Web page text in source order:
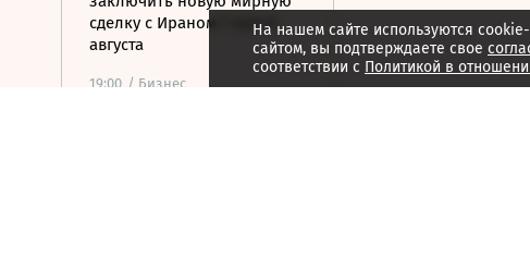
сделку с Ираном 7 или 8
августа
19:00 / Бизнес
На нашем сайте используются
сайтом, вы подтверждаете свое
соответствии с Политикой в